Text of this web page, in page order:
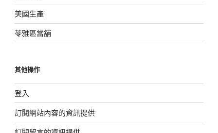
美國生產
苓雅區當舖
其他操作
登入
訂閱網站內容的資訊提供